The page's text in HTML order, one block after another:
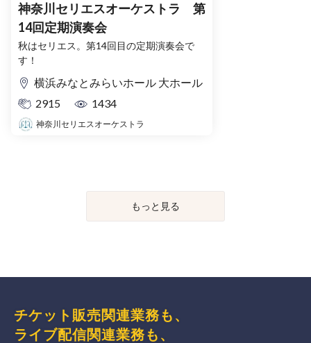
神奈川セリエスオーケストラ 第
14回定期演奏会
秋はセリエス。第14回目の定期演奏会で
す！
横浜みなとみらいホール 大ホール
2915
1434
神奈川セリエスオーケストラ
もっと見る
チケット販売関連業務も、
ライブ配信関連業務も、